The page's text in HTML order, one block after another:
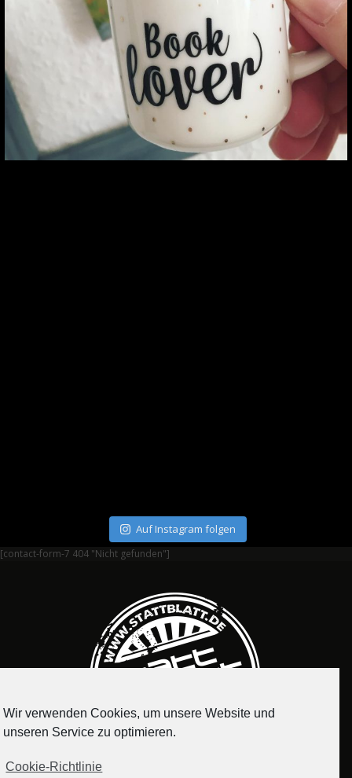
Auf Instagram folgen
[contact-form-7 404 "Nicht gefunden"]
Wir verwenden Cookies, um unsere Website und
unseren Service zu optimieren.
Cookie-Richtlinie